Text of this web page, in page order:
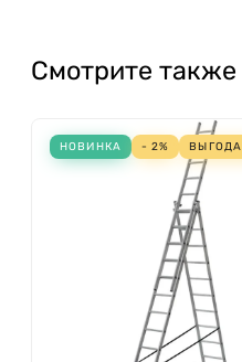
Смотрите также
НОВИНКА - 2% ВЫГОДА